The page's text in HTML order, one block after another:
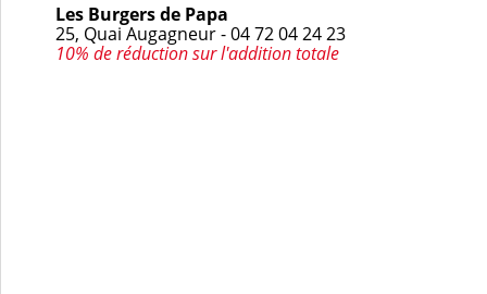
Les Burgers de Papa
25, Quai Augagneur - 04 72 04 24 23
10% de réduction sur l'addition totale